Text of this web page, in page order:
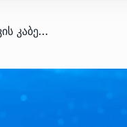
/ კვლევა დასრულდა. შავი ზღვის კაბელის პროექტი აქტიურ ფაზაში გადადის – მინისტრის მოადგილე